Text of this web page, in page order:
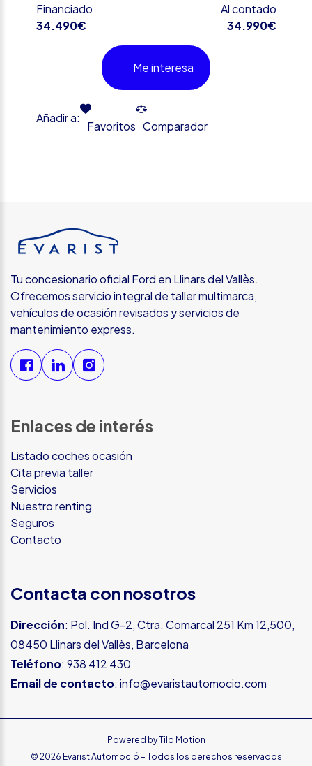
Financiado
34.490€
Al contado
34.990€
Me interesa
Añadir a:
Favoritos Comparador
Tu concesionario oficial Ford en Llinars del Vallès.
Ofrecemos servicio integral de taller multimarca,
vehículos de ocasión revisados y servicios de
mantenimiento express.
Enlaces de interés
Listado coches ocasión
Cita previa taller
Servicios
Nuestro renting
Seguros
Contacto
Contacta con nosotros
Dirección: Pol. Ind G-2, Ctra. Comarcal 251 Km 12,500,
08450 Llinars del Vallès, Barcelona
Teléfono: 938 412 430
Email de contacto: info@evaristautomocio.com
Powered byTilo Motion
© 2026 Evarist Automoció – Todos los derechos reservados